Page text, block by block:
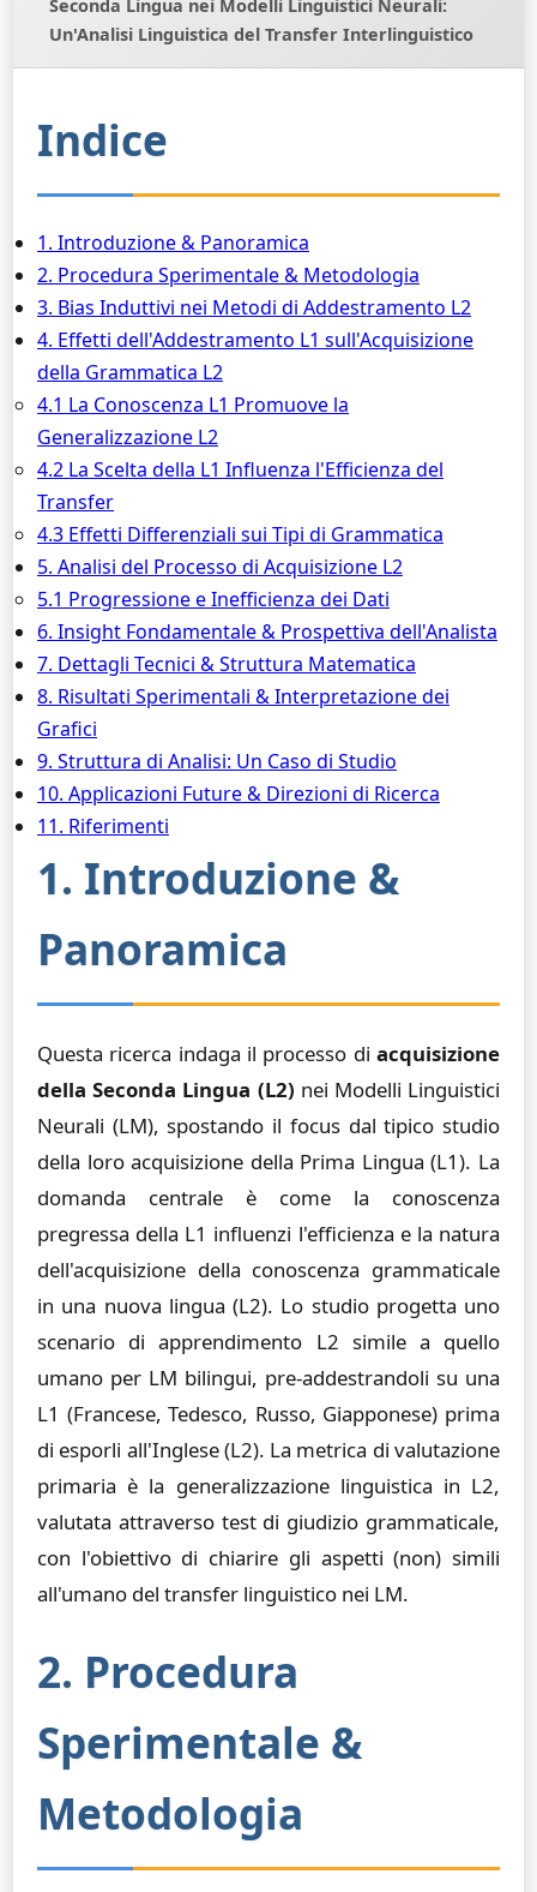
Seconda Lingua nei Modelli Linguistici Neurali:
Un'Analisi Linguistica del Transfer Interlinguistico
Indice
1. Introduzione & Panoramica
2. Procedura Sperimentale & Metodologia
3. Bias Induttivi nei Metodi di Addestramento L2
4. Effetti dell'Addestramento L1 sull'Acquisizione
della Grammatica L2
4.1 La Conoscenza L1 Promuove la
Generalizzazione L2
4.2 La Scelta della L1 Influenza l'Efficienza del
Transfer
4.3 Effetti Differenziali sui Tipi di Grammatica
5. Analisi del Processo di Acquisizione L2
5.1 Progressione e Inefficienza dei Dati
6. Insight Fondamentale & Prospettiva dell'Analista
7. Dettagli Tecnici & Struttura Matematica
8. Risultati Sperimentali & Interpretazione dei
Grafici
9. Struttura di Analisi: Un Caso di Studio
10. Applicazioni Future & Direzioni di Ricerca
11. Riferimenti
1. Introduzione &
Panoramica
Questa ricerca indaga il processo di acquisizione
della Seconda Lingua (L2) nei Modelli Linguistici
Neurali (LM), spostando il focus dal tipico studio
della loro acquisizione della Prima Lingua (L1). La
domanda centrale è come la conoscenza
pregressa della L1 influenzi l'efficienza e la natura
dell'acquisizione della conoscenza grammaticale
in una nuova lingua (L2). Lo studio progetta uno
scenario di apprendimento L2 simile a quello
umano per LM bilingui, pre-addestrandoli su una
L1 (Francese, Tedesco, Russo, Giapponese) prima
di esporli all'Inglese (L2). La metrica di valutazione
primaria è la generalizzazione linguistica in L2,
valutata attraverso test di giudizio grammaticale,
con l'obiettivo di chiarire gli aspetti (non) simili
all'umano del transfer linguistico nei LM.
2. Procedura
Sperimentale &
Metodologia